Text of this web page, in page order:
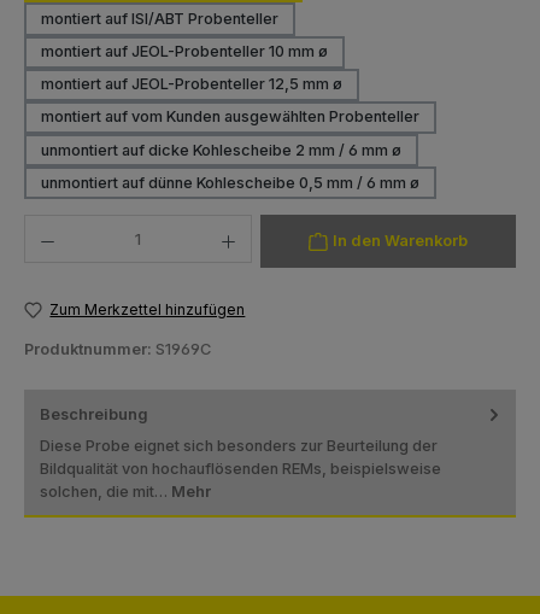
montiert auf ISI/ABT Probenteller
montiert auf JEOL-Probenteller 10 mm ø
montiert auf JEOL-Probenteller 12,5 mm ø
montiert auf vom Kunden ausgewählten Probenteller
(Diese Option ist zurzeit nicht verfügbar.)
unmontiert auf dicke Kohlescheibe 2 mm / 6 mm ø
unmontiert auf dünne Kohlescheibe 0,5 mm / 6 mm ø
In den Warenkorb
Zum Merkzettel hinzufügen
Produktnummer: S1969C
Beschreibung
Diese Probe eignet sich besonders zur Beurteilung der
Bildqualität von hochauflösenden REMs, beispielsweise
solchen, die mit… Mehr